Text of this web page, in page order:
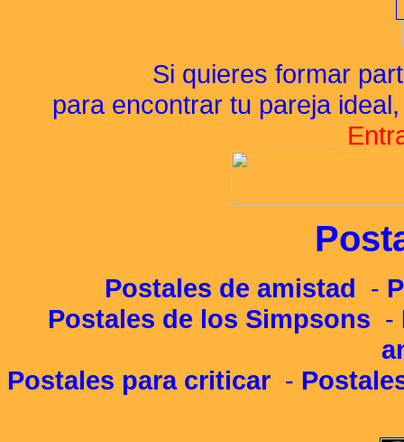
Si quieres formar
para encontrar tu pareja
Postales de amistad -
Postales de los Simpsons -
Postales para criticar -